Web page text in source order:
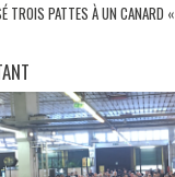
TROIS PATTES À UN CANARD «